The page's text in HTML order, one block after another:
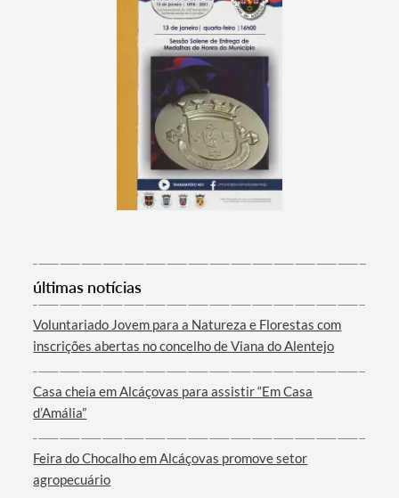
Categorias gerais
últimas notícias
Voluntariado Jovem para a Natureza e Florestas com
inscrições abertas no concelho de Viana do Alentejo
Casa cheia em Alcáçovas para assistir “Em Casa
d’Amália”
Feira do Chocalho em Alcáçovas promove setor
agropecuário